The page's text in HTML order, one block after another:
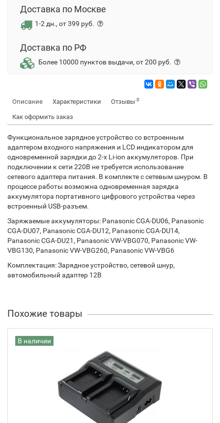
Доставка по Москве
1-2 дн., от 399 руб.
Доставка по РФ
Более 10000 пунктов выдачи, от 200 руб.
Описание Характеристики Отзывы 0
Как оформить заказ
Функциональное зарядное устройство со встроенным
адаптером входного напряжения и LCD индикатором для
одновременной зарядки до 2-х Li-ion аккумуляторов. При
подключении к сети 220В не требуется использование
сетевого адаптера питания. В комплекте с сетевым шнуром. В
процессе работы возможна одновременная зарядка
аккумулятора портативного цифрового устройства через
встроенный USB-разъем.
Заряжаемые аккумуляторы: Panasonic CGA-DU06, Panasonic
CGA-DU07, Panasonic CGA-DU12, Panasonic CGA-DU14,
Panasonic CGA-DU21, Panasonic VW-VBG070, Panasonic VW-
VBG130, Panasonic VW-VBG260, Panasonic VW-VBG6
Комплектация: Зарядное устройство, сетевой шнур,
автомобильный адаптер 12В
Похожие товары
В наличии